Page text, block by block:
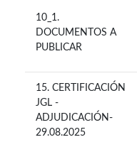
10_1.
DOCUMENTOS A
PUBLICAR
15. CERTIFICACIÓN
JGL -
ADJUDICACIÓN-
29.08.2025